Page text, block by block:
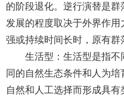
的阶段退化。逆行演替是
发展的程度取决于外界作
强或持续时间长时，原有群
生活型：生活型是指不
同的自然生态条件和人为
自然和人工选择而形成具